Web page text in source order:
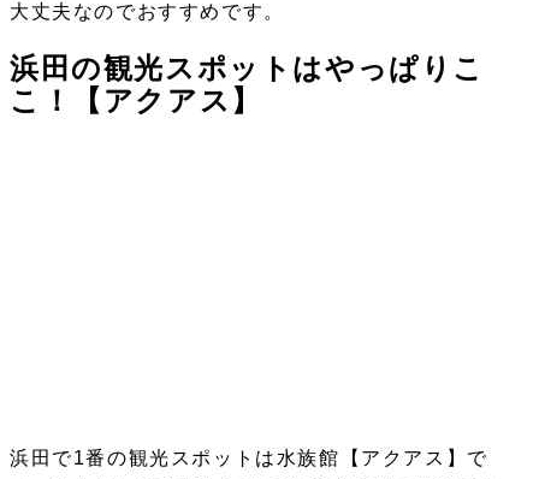
大丈夫なのでおすすめです。
浜田の観光スポットはやっぱりこ
こ！【アクアス】
浜田で1番の観光スポットは水族館【アクアス】で